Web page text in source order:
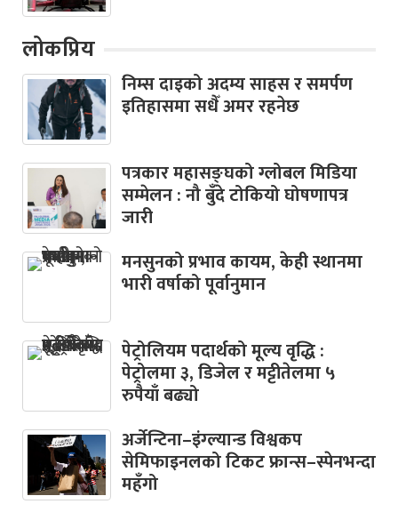
लोकप्रिय
निम्स दाइको अदम्य साहस र समर्पण
इतिहासमा सधैँ अमर रहनेछ
पत्रकार महासङ्घको ग्लोबल मिडिया
सम्मेलन : नौ बुँदे टोकियो घोषणापत्र
जारी
मनसुनको प्रभाव कायम, केही स्थानमा
भारी वर्षाको पूर्वानुमान
पेट्रोलियम पदार्थको मूल्य वृद्धि :
पेट्रोलमा ३, डिजेल र मट्टीतेलमा ५
रुपैयाँ बढ्यो
अर्जेन्टिना–इंग्ल्यान्ड विश्वकप
सेमिफाइनलको टिकट फ्रान्स–स्पेनभन्दा
महँगो